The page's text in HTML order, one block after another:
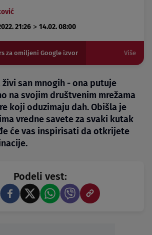
21:26 > 14.02. 08:00
za omiljeni Google izvor Više
san mnogih - ona putuje
na svojim društvenim mrežama
koji oduzimaju dah. Obišla je
vredne savete za svaki kutak
će vas inspirisati da otkrijete
Podeli vest: